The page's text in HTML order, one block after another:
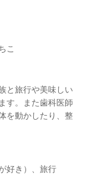
こ
と旅行や美味しい
す。また歯科医師
を動かしたり、整
好き）、旅行